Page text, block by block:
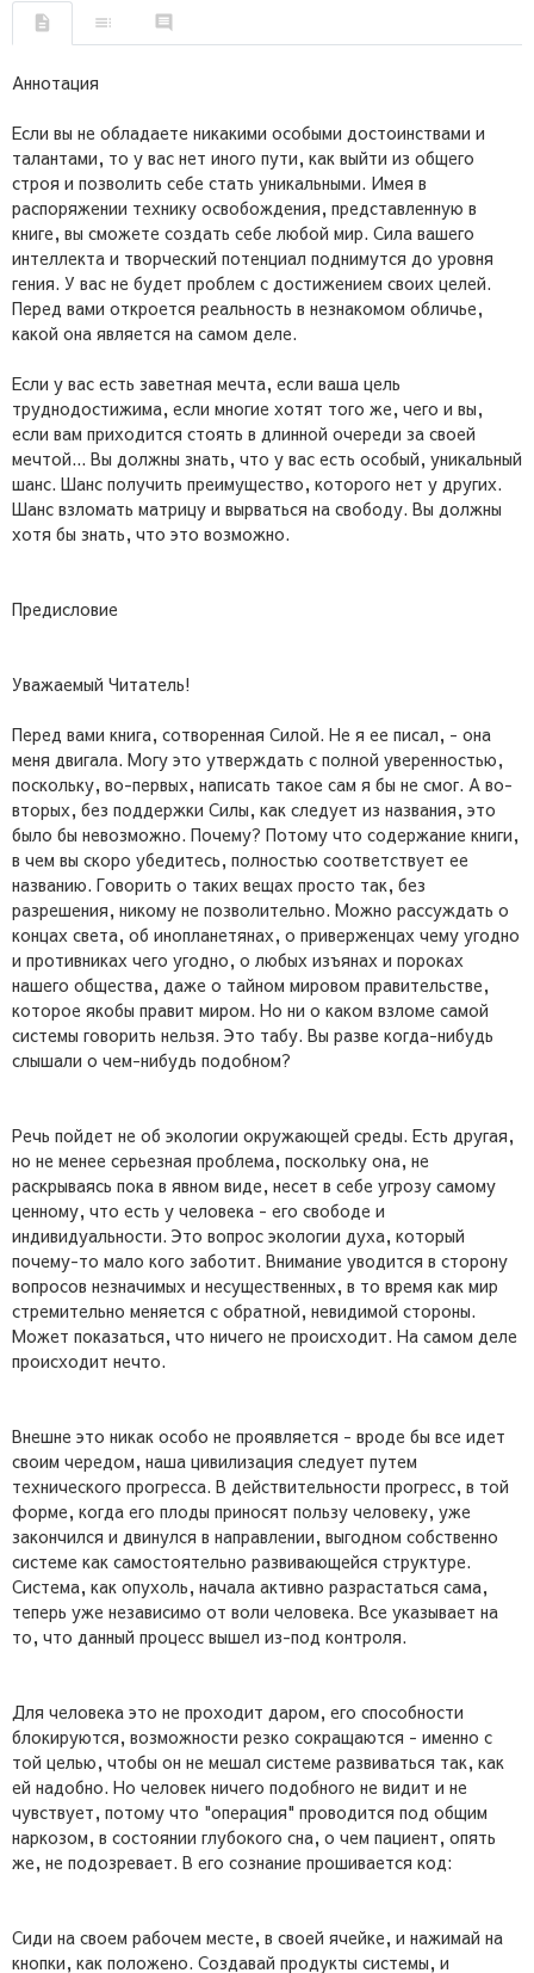
Аннотация
Если вы не обладаете никакими особыми достоинствами и
талантами, то у вас нет иного пути, как выйти из общего
строя и позволить себе стать уникальными. Имея в
распоряжении технику освобождения, представленную в
книге, вы сможете создать себе любой мир. Сила вашего
интеллекта и творческий потенциал поднимутся до уровня
гения. У вас не будет проблем с достижением своих целей.
Перед вами откроется реальность в незнакомом обличье,
какой она является на самом деле.
Если у вас есть заветная мечта, если ваша цель
труднодостижима, если многие хотят того же, чего и вы,
если вам приходится стоять в длинной очереди за своей
мечтой... Вы должны знать, что у вас есть особый, уникальный
шанс. Шанс получить преимущество, которого нет у других.
Шанс взломать матрицу и вырваться на свободу. Вы должны
хотя бы знать, что это возможно.
Предисловие
Уважаемый Читатель!
Перед вами книга, сотворенная Силой. Не я ее писал, - она
меня двигала. Могу это утверждать с полной уверенностью,
поскольку, во-первых, написать такое сам я бы не смог. А во-
вторых, без поддержки Силы, как следует из названия, это
было бы невозможно. Почему? Потому что содержание книги,
в чем вы скоро убедитесь, полностью соответствует ее
названию. Говорить о таких вещах просто так, без
разрешения, никому не позволительно. Можно рассуждать о
концах света, об инопланетянах, о приверженцах чему угодно
и противниках чего угодно, о любых изъянах и пороках
нашего общества, даже о тайном мировом правительстве,
которое якобы правит миром. Но ни о каком взломе самой
системы говорить нельзя. Это табу. Вы разве когда-нибудь
слышали о чем-нибудь подобном?
Речь пойдет не об экологии окружающей среды. Есть другая,
но не менее серьезная проблема, поскольку она, не
раскрываясь пока в явном виде, несет в себе угрозу самому
ценному, что есть у человека - его свободе и
индивидуальности. Это вопрос экологии духа, который
почему-то мало кого заботит. Внимание уводится в сторону
вопросов незначимых и несущественных, в то время как мир
стремительно меняется с обратной, невидимой стороны.
Может показаться, что ничего не происходит. На самом деле
происходит нечто.
Внешне это никак особо не проявляется - вроде бы все идет
своим чередом, наша цивилизация следует путем
технического прогресса. В действительности прогресс, в той
форме, когда его плоды приносят пользу человеку, уже
закончился и двинулся в направлении, выгодном собственно
системе как самостоятельно развивающейся структуре.
Система, как опухоль, начала активно разрастаться сама,
теперь уже независимо от воли человека. Все указывает на
то, что данный процесс вышел из-под контроля.
Для человека это не проходит даром, его способности
блокируются, возможности резко сокращаются - именно с
той целью, чтобы он не мешал системе развиваться так, как
ей надобно. Но человек ничего подобного не видит и не
чувствует, потому что "операция" проводится под общим
наркозом, в состоянии глубокого сна, о чем пациент, опять
же, не подозревает. В его сознание прошивается код:
Сиди на своем рабочем месте, в своей ячейке, и нажимай на
кнопки, как положено. Создавай продукты системы, и